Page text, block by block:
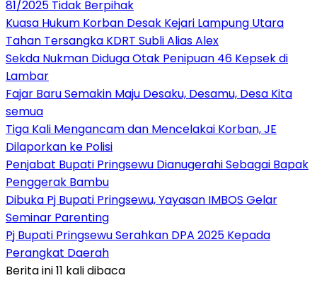
81/2025 Tidak Berpihak
Kuasa Hukum Korban Desak Kejari Lampung Utara
Tahan Tersangka KDRT Subli Alias Alex
Sekda Nukman Diduga Otak Penipuan 46 Kepsek di
Lambar
Fajar Baru Semakin Maju Desaku, Desamu, Desa Kita
semua
Tiga Kali Mengancam dan Mencelakai Korban, JE
Dilaporkan ke Polisi
Penjabat Bupati Pringsewu Dianugerahi Sebagai Bapak
Penggerak Bambu
Dibuka Pj Bupati Pringsewu, Yayasan IMBOS Gelar
Seminar Parenting
Pj Bupati Pringsewu Serahkan DPA 2025 Kepada
Perangkat Daerah
Berita ini 11 kali dibaca